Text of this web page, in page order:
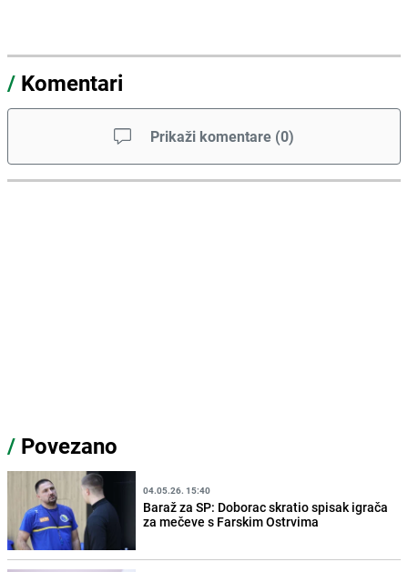
/ Komentari
Prikaži komentare (0)
/ Povezano
04.05.26. 15:40
Baraž za SP: Doborac skratio spisak igrača
za mečeve s Farskim Ostrvima